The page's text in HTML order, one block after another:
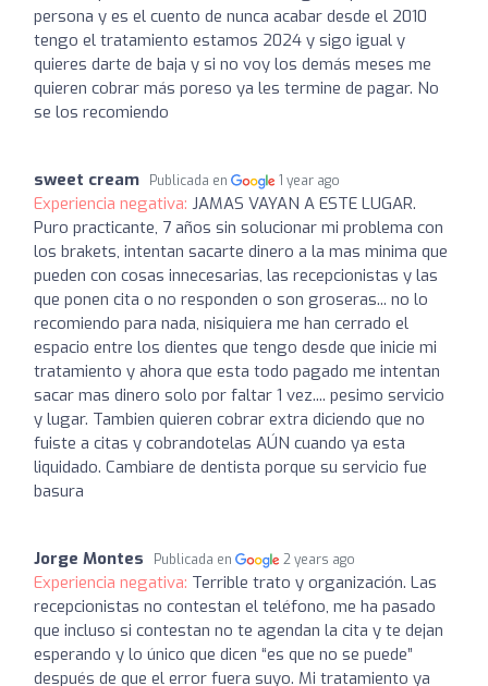
persona y es el cuento de nunca acabar desde el 2010
tengo el tratamiento estamos 2024 y sigo igual y
quieres darte de baja y si no voy los demás meses me
quieren cobrar más poreso ya les termine de pagar. No
se los recomiendo
sweet cream Publicada en 1 year ago
Experiencia negativa: JAMAS VAYAN A ESTE LUGAR.
Puro practicante, 7 años sin solucionar mi problema con
los brakets, intentan sacarte dinero a la mas minima que
pueden con cosas innecesarias, las recepcionistas y las
que ponen cita o no responden o son groseras... no lo
recomiendo para nada, nisiquiera me han cerrado el
espacio entre los dientes que tengo desde que inicie mi
tratamiento y ahora que esta todo pagado me intentan
sacar mas dinero solo por faltar 1 vez.... pesimo servicio
y lugar. Tambien quieren cobrar extra diciendo que no
fuiste a citas y cobrandotelas AÚN cuando ya esta
liquidado. Cambiare de dentista porque su servicio fue
basura
Jorge Montes Publicada en 2 years ago
Experiencia negativa: Terrible trato y organización. Las
recepcionistas no contestan el teléfono, me ha pasado
que incluso si contestan no te agendan la cita y te dejan
esperando y lo único que dicen “es que no se puede”
después de que el error fuera suyo. Mi tratamiento ya